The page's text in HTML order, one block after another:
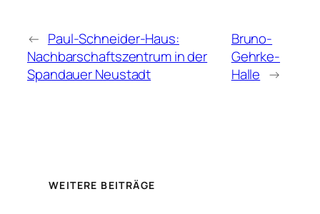
← Paul-Schneider-Haus:
Nachbarschaftszentrum in der
Spandauer Neustadt
Bruno-
Gehrke-
Halle →
WEITERE BEITRÄGE